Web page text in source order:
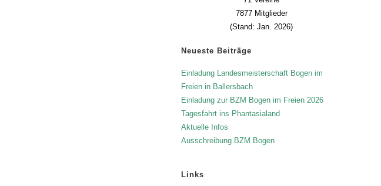
7877 Mitglieder
(Stand: Jan. 2026)
Neueste Beiträge
Einladung Landesmeisterschaft Bogen im
Freien in Ballersbach
Einladung zur BZM Bogen im Freien 2026
Tagesfahrt ins Phantasialand
Aktuelle Infos
Ausschreibung BZM Bogen
Links